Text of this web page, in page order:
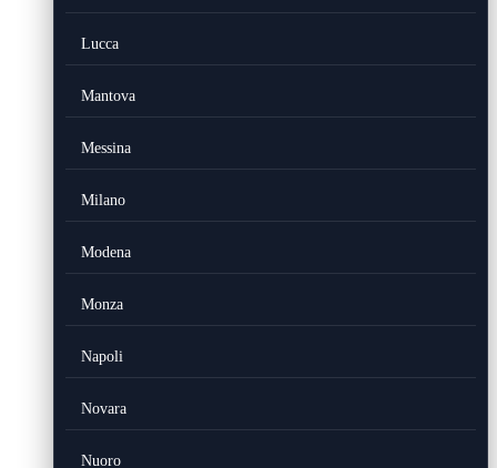
Lucca
Mantova
Messina
Milano
Modena
Monza
Napoli
Novara
Nuoro